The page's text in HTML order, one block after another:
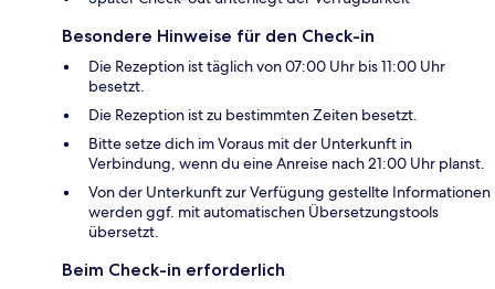
Besondere Hinweise für den Check-in
Die Rezeption ist täglich von 07:00 Uhr bis 11:00 Uhr
besetzt.
Die Rezeption ist zu bestimmten Zeiten besetzt.
Bitte setze dich im Voraus mit der Unterkunft in
Verbindung, wenn du eine Anreise nach 21:00 Uhr planst.
Von der Unterkunft zur Verfügung gestellte Informationen
werden ggf. mit automatischen Übersetzungstools
übersetzt.
Beim Check-in erforderlich